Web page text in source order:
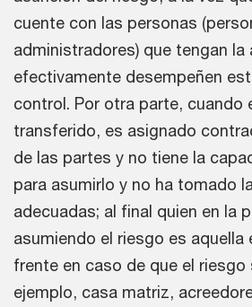
cuente con las personas
administradores) que tengan la
efectivamente desempeñen
control. Por otra parte, cuando
transferido, es asignado
de las partes y no tiene la
para asumirlo y no ha tomado
adecuadas; al final quien en la
asumiendo el riesgo es aquella
frente en caso de que el riesgo
ejemplo, casa matriz,